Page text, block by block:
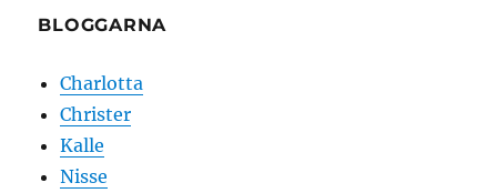
BLOGGARNA
Charlotta
Christer
Kalle
Nisse